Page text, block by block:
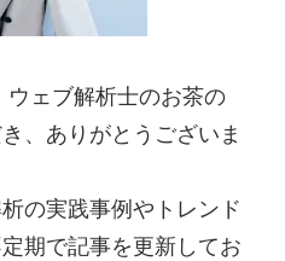
ウェブ解析士のお茶の
、ありがとうございま
の実践事例やトレンド
期で記事を更新してお